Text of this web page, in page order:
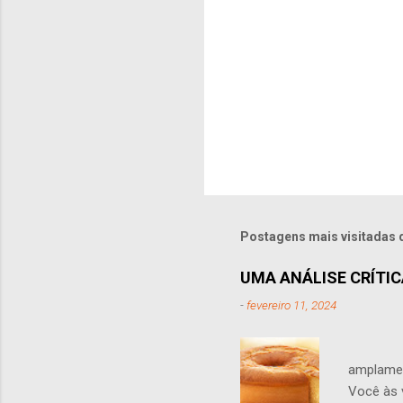
Postagens mais visitadas
UMA ANÁLISE
- fevereiro 11, 2024
A
Você às